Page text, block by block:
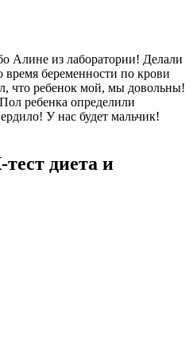
Алине из лаборатории! Делали
время беременности по крови
что ребенок мой, мы довольны!
ребенка определили
У нас будет мальчик!
диета и